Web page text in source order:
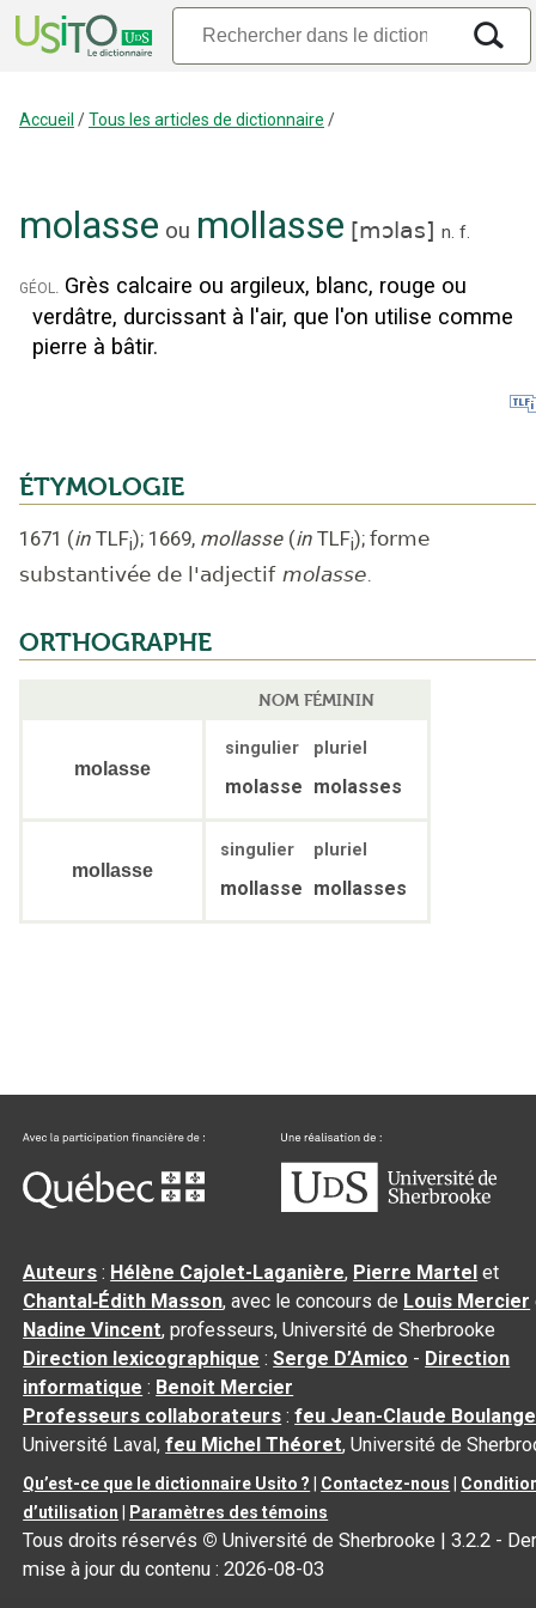
Accueil /Tous les articles de dictionnaire /
molasse ou mollasse [mɔlas] n. f.
géol. Grès calcaire ou argileux, blanc, rouge ou
verdâtre, durcissant à l'air, que l'on utilise comme
pierre à bâtir.
ÉTYMOLOGIE
1671 (in TLFi); 1669, mollasse (in TLFi); forme
substantivée de l'adjectif molasse.
ORTHOGRAPHE
NOM FÉMININ
molasse
singulier pluriel
molasse molasses
mollasse
singulier pluriel
mollasse mollasses
Auteurs : Hélène Cajolet-Laganière, Pierre Martel et
Chantal‑Édith Masson, avec le concours de Louis Mercier
Nadine Vincent, professeurs, Université de Sherbrooke
Direction lexicographique :Serge D’Amico - Direction
informatique : Benoit Mercier
Professeurs collaborateurs :feu Jean-Claude
Université Laval,feu Michel Théoret, Université de
Qu’est-ce que le dictionnaire Usito ? | Contactez-nous |
d’utilisation | Paramètres des témoins
Tous droits réservés © Université de Sherbrooke |3.2.2 -
mise à jour du contenu :2026-08-03